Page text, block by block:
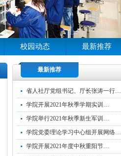
校园动态 最新推荐
最新推荐
省人社厅党组书记、厅长张涛一行…
学院开展2021年秋季学期实训…
学院举行2021年秋季新生军训…
学院党委理论学习中心组开展网络…
学院开展2021年度中秋重阳节…